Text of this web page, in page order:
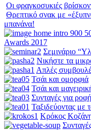
Οι φραγκοσυκιές
Θρεπτικό σνακ με
μπανάνα!
Awards 2017
Σεμινάριο
Νικήστε τα
Απλές
Τσάι και ομορφιά
Τσάι και
Συνταγές για
Ταξιδεύοντας με
Κρόκος